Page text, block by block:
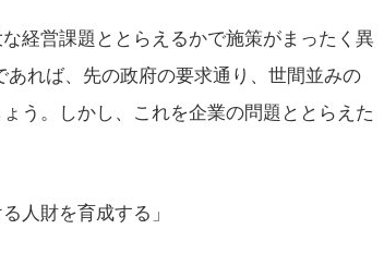
経営課題ととらえるかで施策がまったく異
れば、先の政府の要求通り、世間並みの
う。しかし、これを企業の問題ととらえた
人財を育成する」